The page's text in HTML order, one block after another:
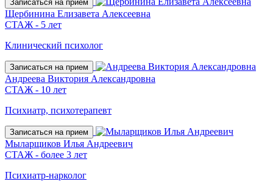
Записаться на прием
Щербинина Елизавета Алексеевна
СТАЖ - 5 лет
Клинический психолог
Записаться на прием
Андреева Виктория Александровна
СТАЖ - 10 лет
Психиатр, психотерапевт
Записаться на прием
Мыларщиков Илья Андреевич
СТАЖ - более 3 лет
Психиатр-нарколог